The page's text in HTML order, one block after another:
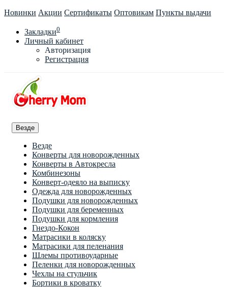
Новинки Акции Сертификаты Оптовикам Пункты выдачи
Закладки0
Личный кабинет
Авторизация
Регистрация
Везде
Везде
Конверты для новорожденных
Конверты в Автокресла
Комбинезоны
Конверт-одеяло на выписку
Одежда для новорожденных
Подушки для новорожденных
Подушки для беременных
Подушки для кормления
Гнездо-Кокон
Матрасики в коляску
Матрасики для пеленания
Шлемы противоударные
Пеленки для новорожденных
Чехлы на стульчик
Бортики в кроватку